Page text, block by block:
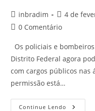
inbradim 4 de
0 Comentário
Os policiais e
Distrito Federal agora
com cargos públicos nas
permissão está…
Continue Lendo